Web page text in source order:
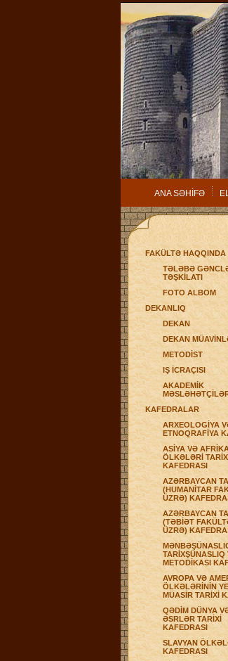
ANA SƏHİFƏ
FAKÜLTƏ HAQQINDA
TƏLƏBƏ
TƏŞKİLATI
FOTO ALBOM
DEKANLIQ
DEKAN
DEKAN
METODİST
IŞ İCRAÇISI
AKADEMİK
KAFEDRALAR
ARXEOLOGİYA
ETNOQRAFİYA
ASİYA VƏ
ÖLKƏLƏRİ
KAFEDRASI
AZƏRBAYCAN
(HUMANİTAR
ÜZRƏ)
AZƏRBAYCAN
(TƏBİƏT
ÜZRƏ)
TARİXŞÜNASLIQ
METODİKASI
AVROPA VƏ
ÖLKƏLƏRİNİN
MÜASİR TARİXİ
QƏDİM DÜNYA
ƏSRLƏR TARİXİ
KAFEDRASI
SLAVYAN
KAFEDRASI